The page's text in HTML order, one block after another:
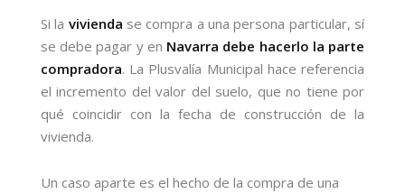
Si la vivienda se compra a una persona particular, sí
se debe pagar y en Navarra debe hacerlo la parte
compradora. La Plusvalía Municipal hace referencia
el incremento del valor del suelo, que no tiene por
qué coincidir con la fecha de construcción de la
vivienda.
Un caso aparte es el hecho de la compra de una